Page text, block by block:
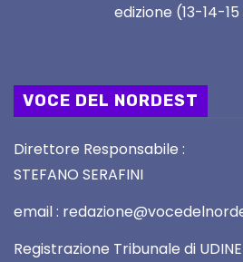
edizione (13-14-
VOCE DEL NORDEST
Direttore Responsabile :
STEFANO SERAFINI
email :
Registrazione Tribunale di